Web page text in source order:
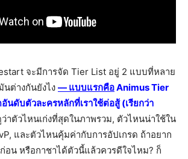
จะมีการจัด Tier List อยู่ 2 แบบที่หลาย
นต่างกันยังไง — แบบแรกคือAnimus Tier
นดับตัวละครหลักที่เราใช้ต่อสู้ (เรียกว่า
าตัวไหนเก่งที่สุดในภาพรวม, ตัวไหนน่าใช้ใน
และตัวไหนคุ้มค่ากับการอัปเกรด ถ้าอยาก
อน หรือกาชาได้ตัวนี้แล้วควรดีใจไหม? ก็